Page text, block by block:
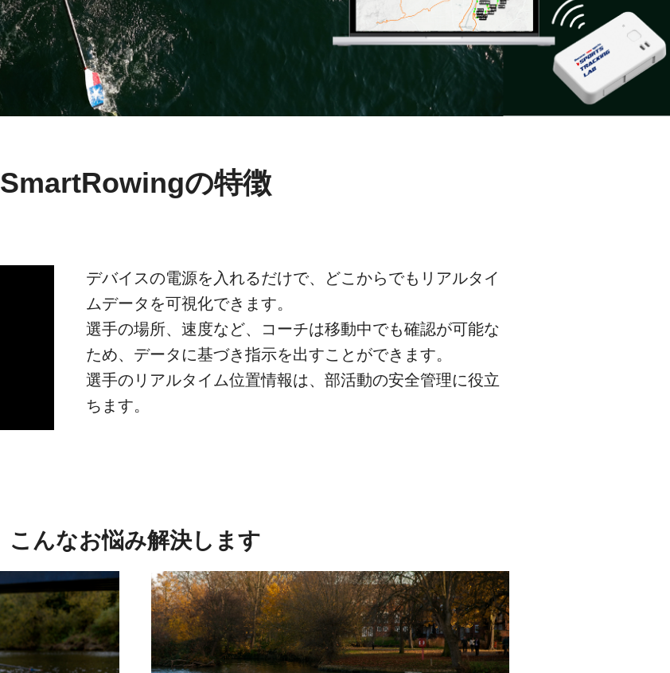
SmartRowingの特徴
デバイスの電源を入れるだけで、どこからでもリアルタイ
ムデータを可視化できます。
選手の場所、速度など、コーチは移動中でも確認が可能な
ため、データに基づき指示を出すことができます。
選手のリアルタイム位置情報は、部活動の安全管理に役立
ちます。
こんなお悩み解決します